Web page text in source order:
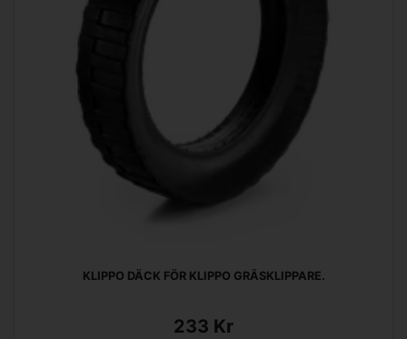
KLIPPO DÄCK FÖR KLIPPO GRÄSKLIPPARE.
233 Kr